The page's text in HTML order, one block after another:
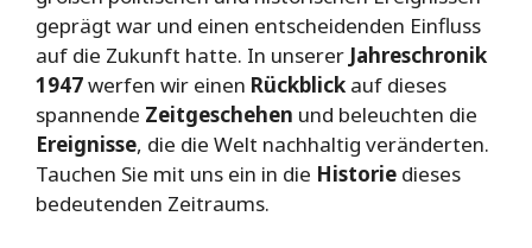
geprägt war und einen entscheidenden Einfluss
auf die Zukunft hatte. In unserer Jahreschronik
1947werfen wir einen Rückblick auf dieses
spannende Zeitgeschehen und beleuchten die
Ereignisse, die die Welt nachhaltig veränderten.
Tauchen Sie mit uns ein in die Historie dieses
bedeutenden Zeitraums.